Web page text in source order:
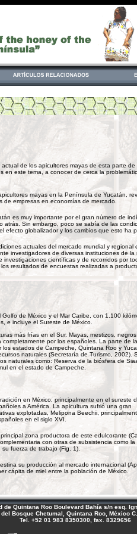
de los apicultores mayas de esta parte de
este tema, a conocer de cerca la
mayas en la Península de Yucatán,
de empresas en economías de mercado.
es muy importante por el gran número de
Sin embargo, poco se sabía de las
globalizador y los cambios que esto ha
actuales del mercado mundial y regional
investigadores de diversas instituciones de la
científicas y de recorridos por
resultados de encuestas realizadas a
de México y el Mar Caribe, con 1.100
e incluye el Sureste de México.
más frías en el Sur. Mayas, mestizos,
por los españoles. La parte de
estados de Campeche, Quintana Roo y
naturales (Secretaría de Turismo, 2002).
naturales como: Reserva de la biósfera de
en el estado de Campeche.
en México, principalmente en el sureste
a América. La apicultura sufrió una gran
explotadas, Melipona Beechii,
en el siglo XVI.
zona productora de este edulcorante
con otras de subsistencia como la
fuerza de trabajo (Fig. 1).
su producción al mercado internacional
cápita de miel entre la población de México.
de Quintana Roo Boulevard Bahía s/n esq.
del Bosque Chetumal, Quintana Roo, México
Tel. +52 01 983 8350300, fax. 8329656